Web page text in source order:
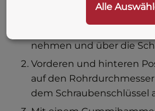
In sechs Schritten zur
nehmen und über die
Vorderen und hinteren
auf den
dem Schraubenschlüssel
Alle